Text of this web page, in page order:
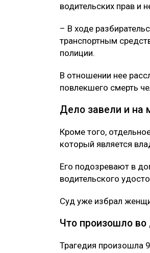
водительских прав и
– В ходе
транспортным
полиции.
В отношении нее
повлекшего смерть
Дело завели и на
Кроме того,
который является
Его подозревают в
водительского
Суд уже избрал
Что произошло во
Трагедия произошла